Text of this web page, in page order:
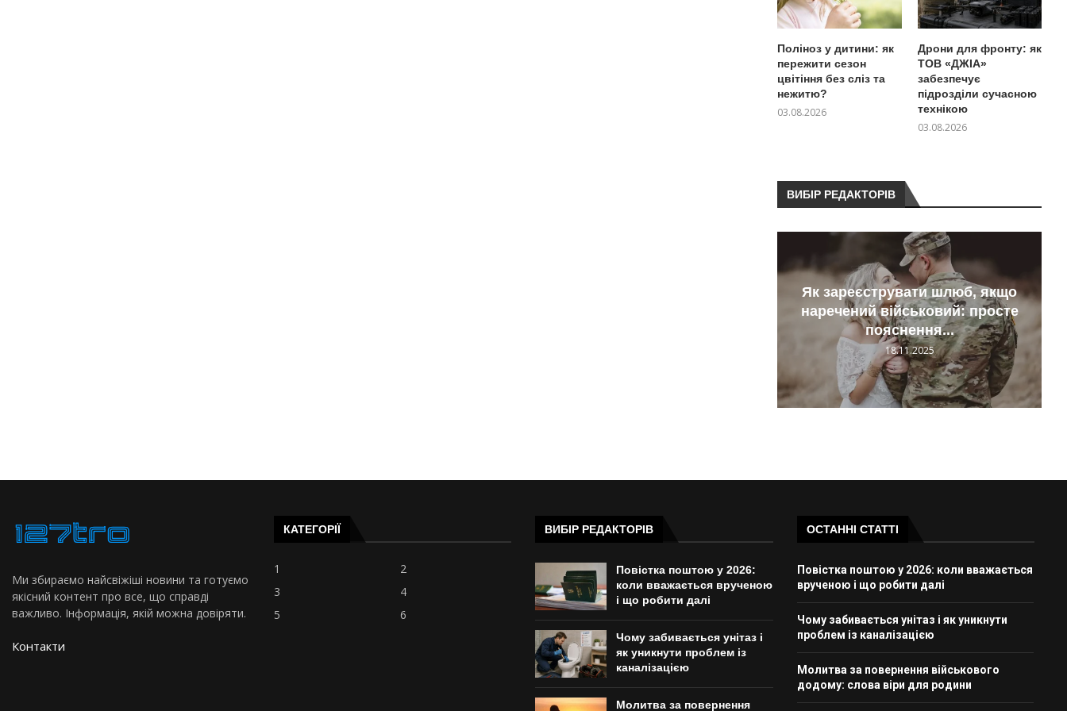
Поліноз у дитини: як
пережити сезон
цвітіння без сліз та
нежитю?
03.08.2026
Дрони для фронту: як
ТОВ «ДЖІА»
забезпечує
підрозділи сучасною
технікою
03.08.2026
ВИБІР РЕДАКТОРІВ
Як зареєструвати шлюб, якщо
наречений військовий: просте
пояснення...
18.11.2025
Ми збираємо найсвіжіші новини та готуємо
якісний контент про все, що справді
важливо. Інформація, якій можна довіряти.
Контакти
КАТЕГОРІЇ
1
2
3
4
5
6
ВИБІР РЕДАКТОРІВ
Повістка поштою у 2026:
коли вважається врученою
і що робити далі
Чому забивається унітаз і
як уникнути проблем із
каналізацією
Молитва за повернення
ОСТАННІ СТАТТІ
Повістка поштою у 2026: коли вважається
врученою і що робити далі
Чому забивається унітаз і як уникнути
проблем із каналізацією
Молитва за повернення військового
додому: слова віри для родини